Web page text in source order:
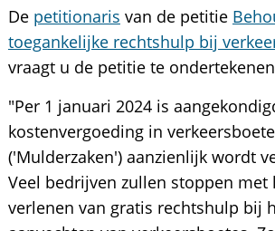
De petitionaris van de petitie
toegankelijke rechtshulp bij
vraagt u de petitie te
"Per 1 januari 2024 is
kostenvergoeding in
('Mulderzaken') aanzienlijk wordt
Veel bedrijven zullen stoppen met
verlenen van gratis rechtshulp bij